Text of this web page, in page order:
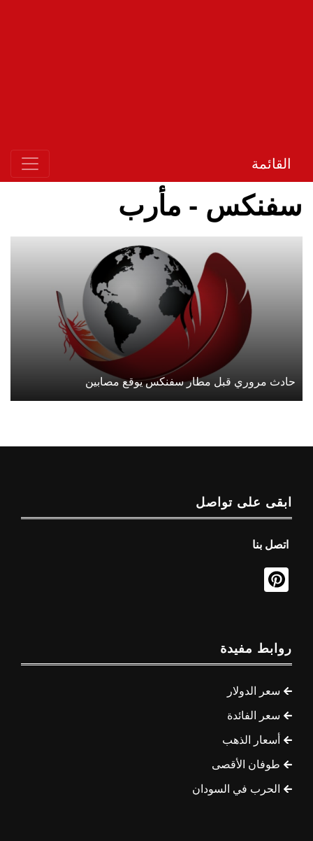
القائمة
سفنكس - مأرب
حادث مروري قبل مطار سفنكس يوقع مصابين
ابقى على تواصل
اتصل بنا
روابط مفيدة
سعر الدولار
سعر الفائدة
أسعار الذهب
طوفان الأقصى
الحرب في السودان